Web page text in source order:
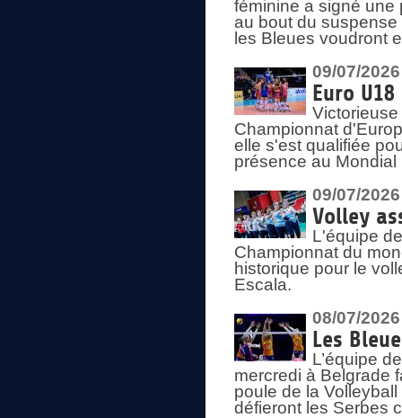
féminine a signé une
au bout du
les Bleues voudront
09/07/2026
Euro
Championnat
elle s'est qualifiée
présence au
09/07/2026
Volley
L'équipe
Championnat du
historique pour le
Escala.
08/07/2026
Les
L’équipe
mercredi à Belgrade
poule de la
défieront les Serbes